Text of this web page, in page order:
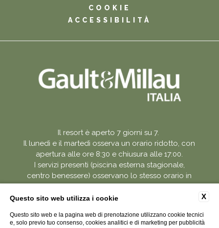
COOKIE
ACCESSIBILITÀ
Il resort è aperto 7 giorni su 7.
Il lunedì e il martedì osserva un orario ridotto, con
apertura alle ore 8:30 e chiusura alle 17:00.
I servizi presenti (piscina esterna stagionale,
centro benessere) osservano lo stesso orario in
quelle giornate.
P.Iva 003074850045
X
Questo sito web utilizza i cookie
Questo sito web e la pagina web di prenotazione utilizzano cookie tecnici
e, solo previo tuo consenso, cookies analitici e di marketing per pubblicità